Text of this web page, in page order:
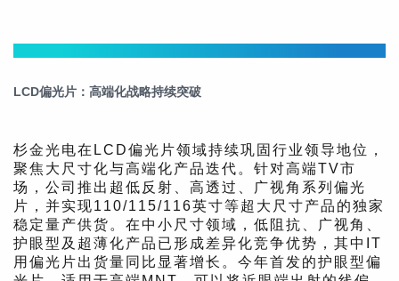
LCD偏光片 ：高端化战略持续突破
杉金光电在LCD偏光片领域持续巩固行业领导地位，
聚焦大尺寸化与高端化产品迭代。针对高端TV市
场，公司推出超低反射、高透过、广视角系列偏光
片，并实现110/115/116英寸等超大尺寸产品的独家
稳定量产供货。在中小尺寸领域，低阻抗、广视角、
护眼型及超薄化产品已形成差异化竞争优势，其中IT
用偏光片出货量同比显著增长。今年首发的护眼型偏